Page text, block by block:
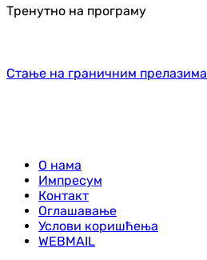
Тренутно на програму
Стање на граничним прелазима
О нама
Импресум
Контакт
Оглашавање
Услови коришћења
WEBMAIL